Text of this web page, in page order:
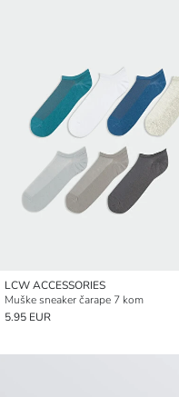
LCW ACCESSORIES
Muške sneaker čarape 7 kom
5.95 EUR